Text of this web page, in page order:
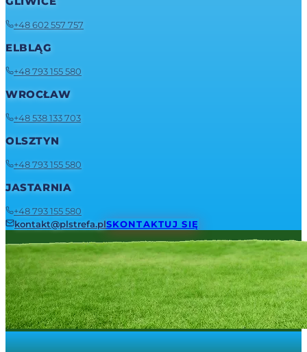
+48 602 557 757
ELBLĄG
+48 793 155 580
WROCŁAW
+48 538 133 703
OLSZTYN
+48 793 155 580
JASTARNIA
+48 793 155 580
kontakt@plstrefa.plSKONTAKTUJ SIĘ